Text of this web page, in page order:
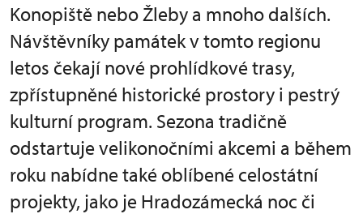
Konopiště nebo Žleby a mnoho dalších.
Návštěvníky památek v tomto regionu
letos čekají nové prohlídkové trasy,
zpřístupněné historické prostory i pestrý
kulturní program. Sezona tradičně
odstartuje velikonočními akcemi a během
roku nabídne také oblíbené celostátní
projekty, jako je Hradozámecká noc či